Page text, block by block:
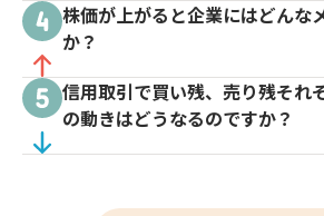
株価が上がると企業にはどんな
か？
信用取引で買い残、売り残それ
の動きはどうなるのですか？